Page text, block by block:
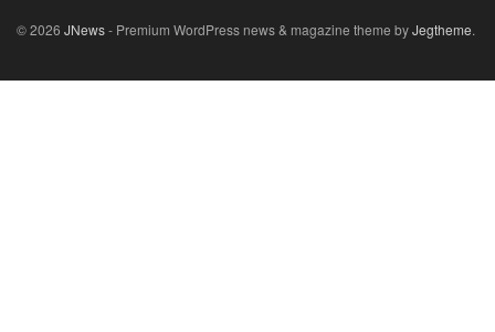
© 2026 JNews- Premium WordPress news & magazine theme byJegtheme.